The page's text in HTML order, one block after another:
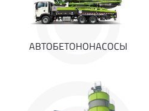
АВТОБЕТОНОНАСОСЫ